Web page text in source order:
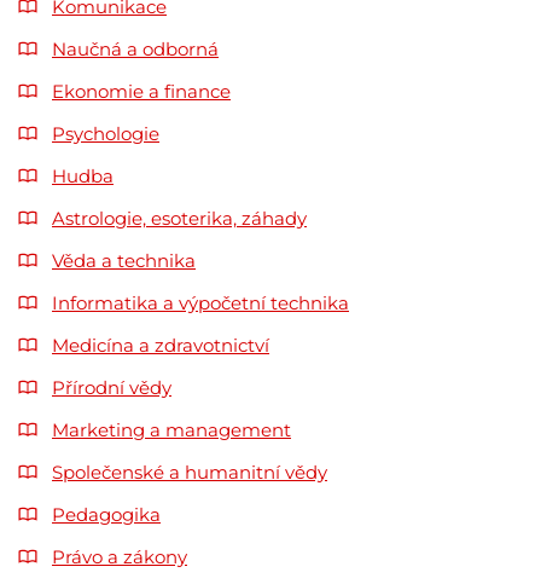
Komunikace
Naučná a odborná
Ekonomie a finance
Psychologie
Hudba
Astrologie, esoterika, záhady
Věda a technika
Informatika a výpočetní technika
Medicína a zdravotnictví
Přírodní vědy
Marketing a management
Společenské a humanitní vědy
Pedagogika
Právo a zákony